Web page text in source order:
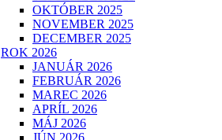
OKTÓBER 2025
NOVEMBER 2025
DECEMBER 2025
ROK 2026
JANUÁR 2026
FEBRUÁR 2026
MAREC 2026
APRÍL 2026
MÁJ 2026
JÚN 2026